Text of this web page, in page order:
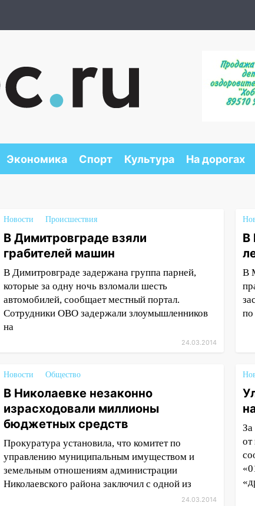
Экономика Спорт Культура На дорогах
Новости Происшествия
В Димитровграде взяли
грабителей машин
В Димитровграде задержана группа парней,
которые за одну ночь взломали шесть
автомобилей, сообщает местный портал.
Сотрудники ОВО задержали злоумышленников
на
24.03.2014
В
В
по
Новости Общество
В Николаевке незаконно
израсходовали миллионы
бюджетных средств
Прокуратура установила, что комитет по
управлению муниципальным имуществом и
земельным отношениям администрации
Николаевского района заключил с одной из
24.03.2014
от